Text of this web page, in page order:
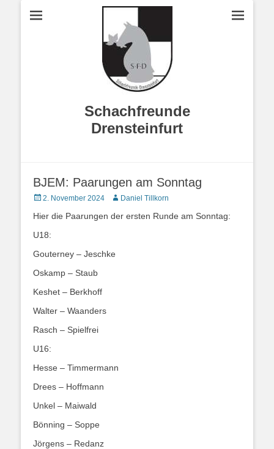
Schachfreunde
Drensteinfurt
BJEM: Paarungen am Sonntag
Veröffentlicht
2. November 2024 AutorDaniel Tillkorn
Hier die Paarungen der ersten Runde am Sonntag:
U18:
Gouterney – Jeschke
Oskamp – Staub
Keshet – Berkhoff
Walter – Waanders
Rasch – Spielfrei
U16:
Hesse – Timmermann
Drees – Hoffmann
Unkel – Maiwald
Bönning – Soppe
Jörgens – Redanz